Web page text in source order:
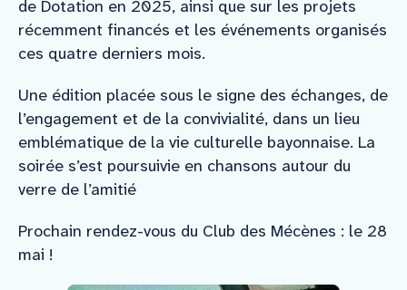
de Dotation en 2025, ainsi que sur les projets
récemment financés et les événements organisés
ces quatre derniers mois.
Une édition placée sous le signe des échanges, de
l’engagement et de la convivialité, dans un lieu
emblématique de la vie culturelle bayonnaise. La
soirée s’est poursuivie en chansons autour du
verre de l’amitié
Prochain rendez-vous du Club des Mécènes : le 28
mai !